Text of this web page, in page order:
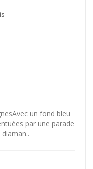
un fond bleu
par une parade